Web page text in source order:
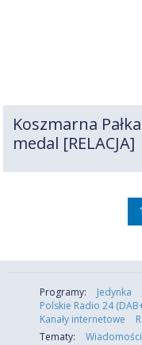
Koszmarna
medal [RELACJA]
1
Programy: Jedynka
Polskie Radio 24
Kanały internetowe
Tematy:
Wiadomości